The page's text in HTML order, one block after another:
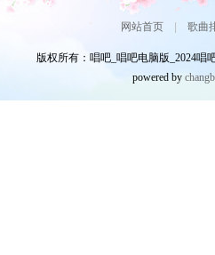
网站首页| 歌曲
版权所有：唱吧_唱吧电脑版_2024唱
powered by